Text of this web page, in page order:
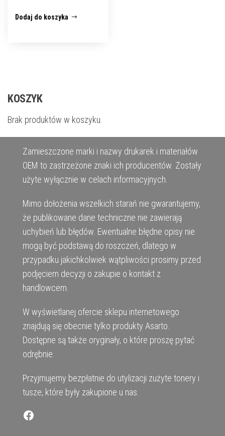
Dodaj do koszyka
KOSZYK
Brak produktów w koszyku.
Zamieszczone marki i nazwy drukarek i materiałów
OEM to zastrzeżone znaki ich producentów. Zostały
użyte wyłącznie w celach informacyjnych.
Mimo dołożenia wszelkich starań nie gwarantujemy,
że publikowane dane techniczne nie zawierają
uchybień lub błędów. Ewentualne błędne opisy nie
mogą być podstawą do roszczeń, dlatego w
przypadku jakichkolwiek wątpliwości prosimy przed
podjęciem decyzji o zakupie o kontakt z
handlowcem.
W wyświetlanej ofercie sklepu internetowego
znajdują się obecnie tylko produkty Asarto.
Dostępne są także oryginały, o które proszę pytać
odrębnie.
Przyjmujemy bezpłatnie do utylizacji zużyte tonery i
tusze, które były zakupione u nas.
Facebook